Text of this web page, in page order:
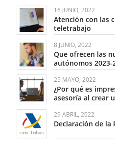
16 JUNIO, 2022
Atención con las
teletrabajo
8 JUNIO, 2022
Que ofrecen las
autónomos 2023-
25 MAYO, 2022
¿Por qué es
asesoría al crear
29 ABRIL, 2022
Declaración de la